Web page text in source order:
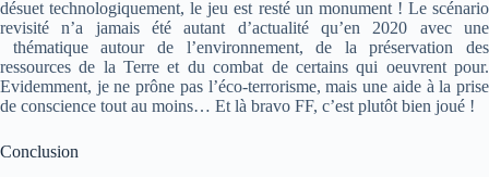
désuet technologiquement, le jeu est resté un monument ! Le scénario
revisité n’a jamais été autant d’actualité qu’en 2020 avec une
thématique autour de l’environnement, de la préservation des
ressources de la Terre et du combat de certains qui oeuvrent pour.
Evidemment, je ne prône pas l’éco-terrorisme, mais une aide à la prise
de conscience tout au moins… Et là bravo FF, c’est plutôt bien joué !
Conclusion